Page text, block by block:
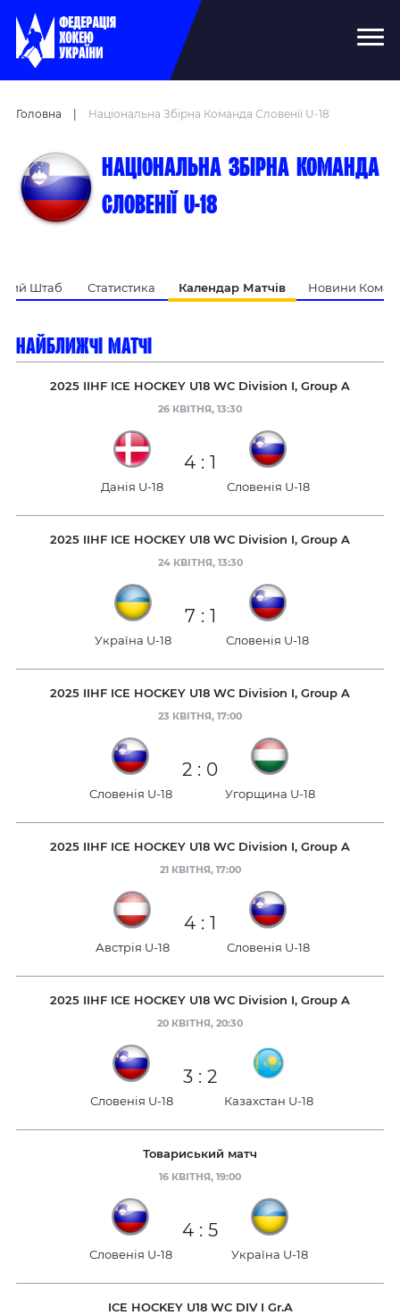
Головна Національна Збірна Команда Словенії U-18
Національна збірна команда
Словенії U-18
Штаб Статистика Календар Матчів Новини
найближчі матчі
2025 IIHF ICE HOCKEY U18 WC Division I, Group A
26 КВІТНЯ, 13:30
Данія U-18
4 : 1
Словенія U-18
2025 IIHF ICE HOCKEY U18 WC Division I, Group A
24 КВІТНЯ, 13:30
Україна U-18
7 : 1
Словенія U-18
2025 IIHF ICE HOCKEY U18 WC Division I, Group A
23 КВІТНЯ, 17:00
Словенія U-18
2 : 0
Угорщина U-18
2025 IIHF ICE HOCKEY U18 WC Division I, Group A
21 КВІТНЯ, 17:00
Австрія U-18
4 : 1
Словенія U-18
2025 IIHF ICE HOCKEY U18 WC Division I, Group A
20 КВІТНЯ, 20:30
Словенія U-18
3 : 2
Казахстан U-18
Товариський матч
16 КВІТНЯ, 19:00
Словенія U-18
4 : 5
Україна U-18
ICE HOCKEY U18 WC DIV I Gr.A